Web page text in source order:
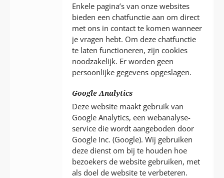
Enkele pagina’s van onze websites
bieden een chatfunctie aan om direct
met ons in contact te komen wanneer
je vragen hebt. Om deze chatfunctie
te laten functioneren, zijn cookies
noodzakelijk. Er worden geen
persoonlijke gegevens opgeslagen.
Google Analytics
Deze website maakt gebruik van
Google Analytics, een webanalyse-
service die wordt aangeboden door
Google Inc. (Google). Wij gebruiken
deze dienst om bij te houden hoe
bezoekers de website gebruiken, met
als doel de website te verbeteren.